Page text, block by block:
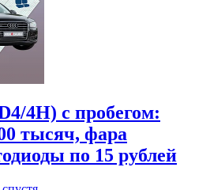
4H) c пробегом:
тысяч, фара
по 15 рублей